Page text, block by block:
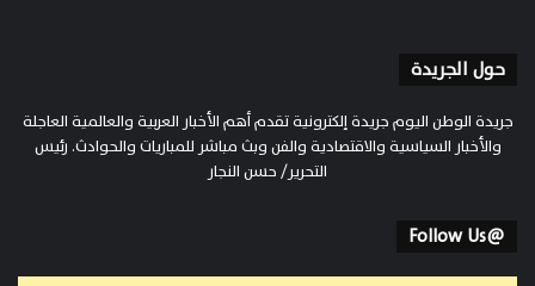
حول الجريدة
جريدة الوطن اليوم جريدة إلكترونية تقدم أهم الأخبار العربية والعالمية العاجلة
والأخبار السياسية والاقتصادية والفن وبث مباشر للمباريات والحوادث. رئيس
التحرير/ حسن النجار
@Follow Us